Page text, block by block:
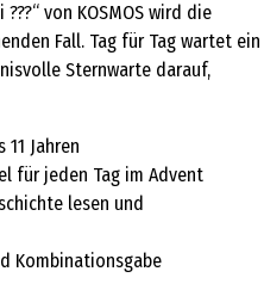
von KOSMOS wird die
Fall. Tag für Tag wartet ein
Sternwarte darauf,
Jahren
für jeden Tag im Advent
lesen und
Kombinationsgabe